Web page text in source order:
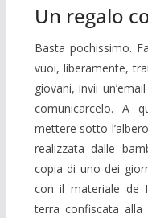
Un regalo
Basta pochissimo.
vuoi, liberamente,
giovani, invii
comunicarcelo. A
mettere sotto
realizzata dalle
copia di uno dei
con il materiale de
terra confiscata alla